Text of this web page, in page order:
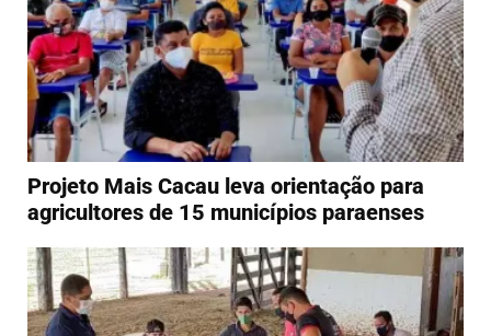
Projeto Mais Cacau leva orientação para
agricultores de 15 municípios paraenses